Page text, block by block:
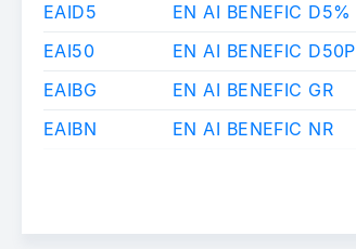
EAID5
EN AI BENEFIC D5%
EAI50
EN AI BENEFIC D50P
EAIBG
EN AI BENEFIC GR
EAIBN
EN AI BENEFIC NR